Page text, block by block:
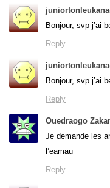
Bonjour, svp j’ai
Reply
Bonjour, svp j’ai
Reply
Ouedraogo
Je demande les
l’eamau
Reply